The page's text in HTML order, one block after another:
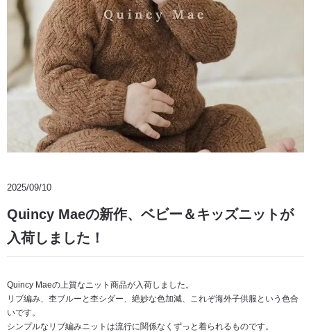
2025/09/10
Quincy Maeの新作、ベビー＆キッズニットが
入荷しました！
Quincy Maeの上質なニット商品が入荷しました。
リブ編み、杢ブルーと杢シダー、絶妙な色加減、これぞ海外子供服という色合
いです。
シンプルなリブ編みニットは流行に関係なくずっと着られるものです。